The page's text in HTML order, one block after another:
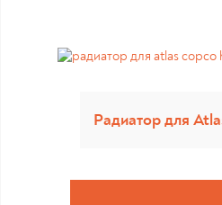
Радиатор для